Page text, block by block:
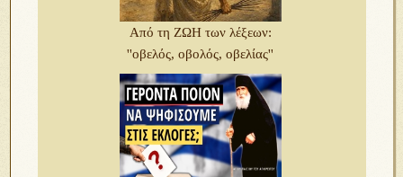
Από τη ΖΩΗ των λέξεων:
''οβελός, οβολός, οβελίας''